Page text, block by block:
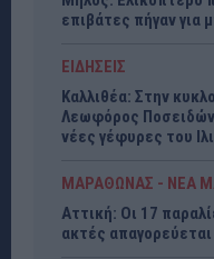
επιβάτες πήγαν για
ΕΙΔΗΣΕΙΣ
Καλλιθέα: Στην
Λεωφόρος
νέες γέφυρες του
ΜΑΡΑΘΩΝΑΣ - ΝΕΑ
Αττική: Οι 17
ακτές